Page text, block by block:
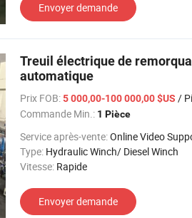
Envoyer demande
Treuil électrique de
automatique
Prix FOB:5 000,00-100 000,00 $US /
Commande Min.: 1 Pièce
Service après-vente:Online Video
Type: Hydraulic Winch/ Diesel Winch
Vitesse: Rapide
Envoyer demande